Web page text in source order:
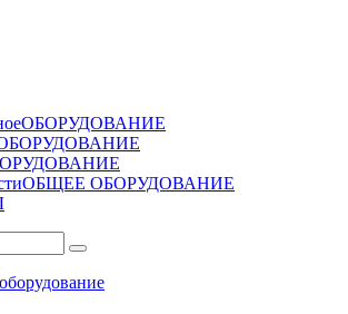
ОБОРУДОВАНИЕ
ОБЩЕЕ ОБОРУДОВАНИЕ